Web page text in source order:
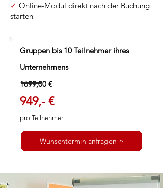
✓ Online-Modul direkt nach der Buchung
starten
Gruppen bis 10 Teilnehmer ihres
Unternehmens
​1699,00 €
949,- €
pro Teilnehmer
Wunschtermin anfragen